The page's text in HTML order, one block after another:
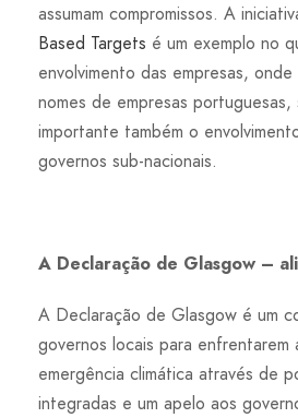
assumam compromissos. A
Based Targets é um exemplo no
envolvimento das empresas,
nomes de empresas portuguesas,
importante também o
governos sub-nacionais.
A Declaração de Glasgow –
A Declaração de Glasgow é um
governos locais para enfrentarem
emergência climática através de
integradas e um apelo aos